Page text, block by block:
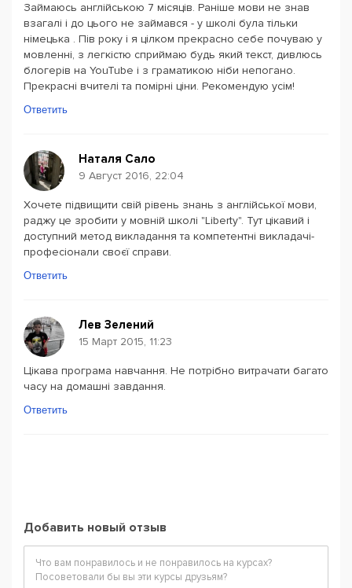
Займаюсь англійською 7 місяців. Раніше мови не знав
взагалі і до цього не займався - у школі була тільки
німецька . Пів року і я цілком прекрасно себе почуваю у
мовленні, з легкістю сприймаю будь який текст, дивлюсь
блогерів на YouTube і з граматикою ніби непогано.
Прекрасні вчителі та помірні ціни. Рекомендую усім!
Ответить
Наталя Сало
9 Август 2016, 22:04
Хочете підвищити свій рівень знань з англійської мови,
раджу це зробити у мовній школі "Liberty". Тут цікавий і
доступний метод викладання та компетентні викладачі-
професіонали своєї справи.
Ответить
Лев Зелений
15 Март 2015, 11:23
Цікава програма навчання. Не потрібно витрачати багато
часу на домашні завдання.
Ответить
Добавить новый отзыв